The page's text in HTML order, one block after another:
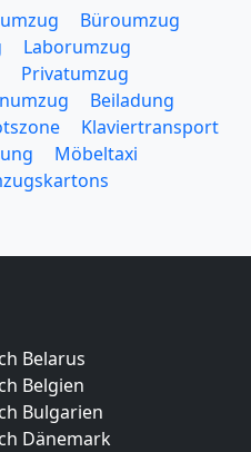
Büroumzug
Laborumzug
Privatumzug
Beiladung
Klaviertransport
Möbeltaxi
Belarus
Belgien
Bulgarien
Dänemark